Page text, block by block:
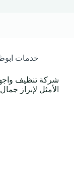
خدمات
شركة تنظيف
الأمثل لإبراز